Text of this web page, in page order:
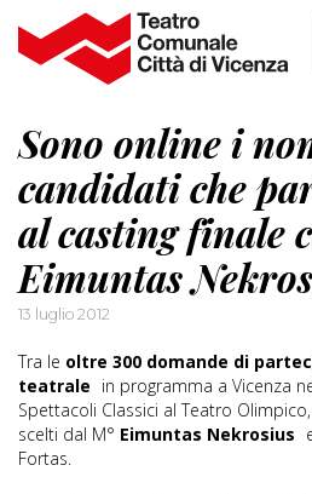
Sono online i
candidati che
al casting finale
Eimuntas
13 luglio 2012
Tra le oltre 300 domande di
teatrale in programma a Vicenza
Spettacoli Classici al Teatro
scelti dal M° Eimuntas Nekrosius
Fortas.